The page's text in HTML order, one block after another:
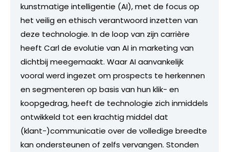
kunstmatige intelligentie (AI), met de focus op
het veilig en ethisch verantwoord inzetten van
deze technologie. In de loop van zijn carrière
heeft Carl de evolutie van AI in marketing van
dichtbij meegemaakt. Waar AI aanvankelijk
vooral werd ingezet om prospects te herkennen
en segmenteren op basis van hun klik- en
koopgedrag, heeft de technologie zich inmiddels
ontwikkeld tot een krachtig middel dat
(klant-)communicatie over de volledige breedte
kan ondersteunen of zelfs vervangen. Stonden